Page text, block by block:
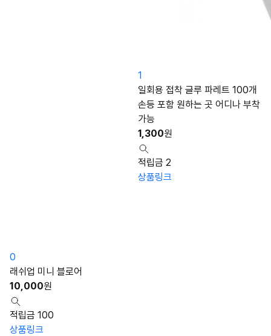
0
래쉬업 미니 블로어
10,000원
적립금 100
상품링크
1
일회용 접착 글루 파레트 100개
손등 포함 원하는 곳 어디나 부착
가능
1,300원
적립금 2
상품링크